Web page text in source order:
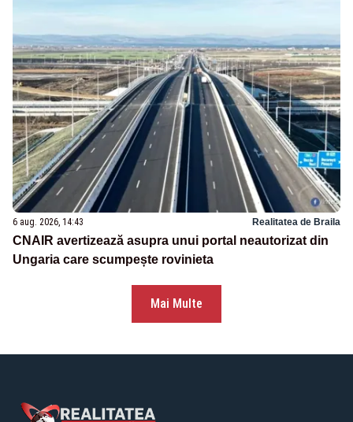
6 aug. 2026, 14:43 Realitatea de Braila
CNAIR avertizează asupra unui portal neautorizat din
Ungaria care scumpește rovinieta
Mai Multe